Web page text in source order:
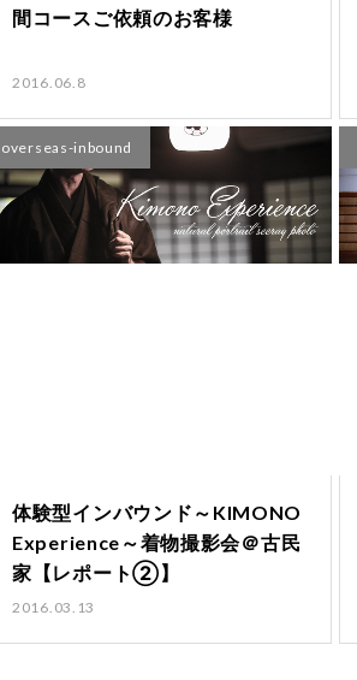
間コースご依頼のお客様
2016.06.8
overseas-inbound
体験型インバウンド～KIMONO
Experience～着物撮影会＠古民
家【レポート②】
2016.03.13